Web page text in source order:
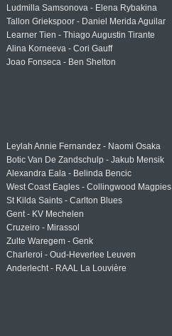
Ludmilla Samsonova - Elena Rybakina
Tallon Griekspoor - Daniel Merida Aguilar
Learner Tien - Thiago Augustin Tirante
Alina Korneeva - Cori Gauff
Joao Fonseca - Ben Shelton
Leylah Annie Fernandez - Naomi Osaka
Botic Van De Zandschulp - Jakub Mensik
Alexandra Eala - Belinda Bencic
West Coast Eagles - Collingwood Magpies
St Kilda Saints - Carlton Blues
Gent - KV Mechelen
Cruzeiro - Mirassol
Zulte Waregem - Genk
Charleroi - Oud-Heverlee Leuven
Anderlecht - RAAL La Louvière